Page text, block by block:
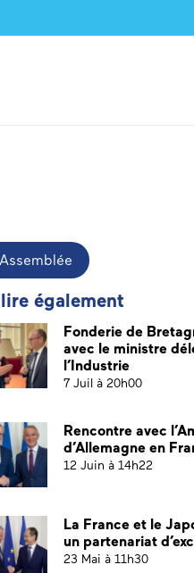
Assemblée
également
Fonderie de
avec le ministre
l’Industrie
7 Juil à 20h00
Rencontre avec
d’Allemagne en
12 Juin à 14h22
La France et le
un partenariat
23 Mai à 11h30